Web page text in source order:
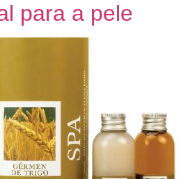
para a pele